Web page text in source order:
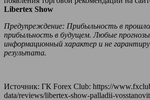
Libertex Show
Предупреждение: Прибыльность в
прибыльность в будущем. Любые
информационный характер и не
результата.
Источник: ГК Forex Club: https://
data/reviews/libertex-show-palladii-